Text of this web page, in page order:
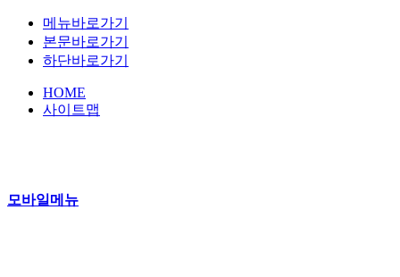
메뉴바로가기
본문바로가기
하단바로가기
HOME
사이트맵
모바일메뉴